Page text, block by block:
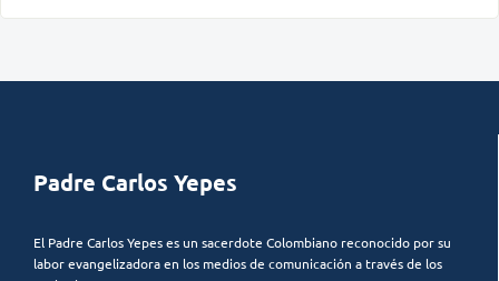
Padre Carlos Yepes
El Padre Carlos Yepes es un sacerdote Colombiano reconocido por su
labor evangelizadora en los medios de comunicación a través de los